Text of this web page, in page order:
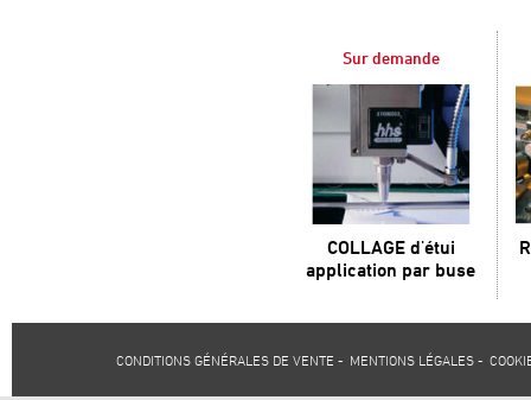
Sur demande
COLLAGE d'étui
application par buse
CONDITIONS GÉNÉRALES DE VENTE - MENTIONS LÉGALES -